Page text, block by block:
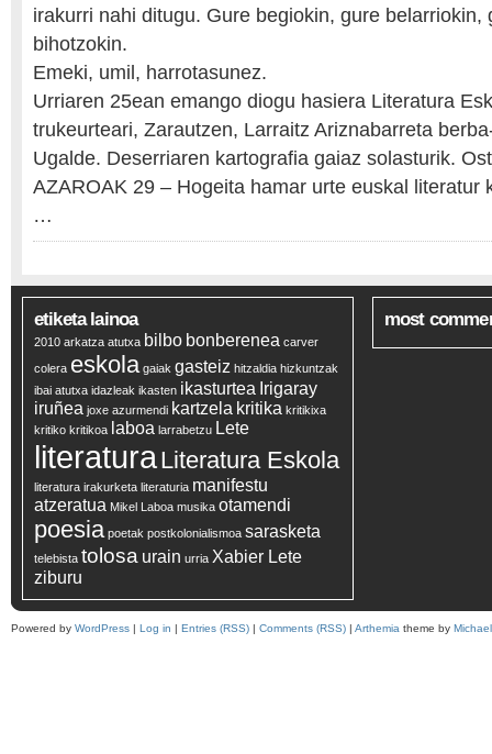
irakurri nahi ditugu. Gure begiokin, gure belarriokin,
bihotzokin.
Emeki, umil, harrotasunez.
Urriaren 25ean emango diogu hasiera Literatura
trukeurteari, Zarautzen, Larraitz Ariznabarreta
Ugalde. Deserriaren kartografia gaiaz solasturik.
AZAROAK 29 – Hogeita hamar urte euskal literatur
…
etiketa lainoa
2010 arkatza atutxa bilbo bonberenea carver
colera eskola gaiak gasteiz hitzaldia hizkuntzak
ibai atutxa idazleak ikasten ikasturtea Irigaray
iruñea joxe azurmendi kartzela kritika kritikixa
kritiko kritikoa laboa larrabetzu Lete
literaturaLiteratura Eskola
literatura irakurketa literaturia manifestu
atzeratua Mikel Laboa musika otamendi
poesia poetak postkolonialismoa sarasketa
telebista tolosa urain urria Xabier Lete
ziburu
most
Powered by WordPress | Log in | Entries (RSS) | Comments (RSS) | Arthemia theme by